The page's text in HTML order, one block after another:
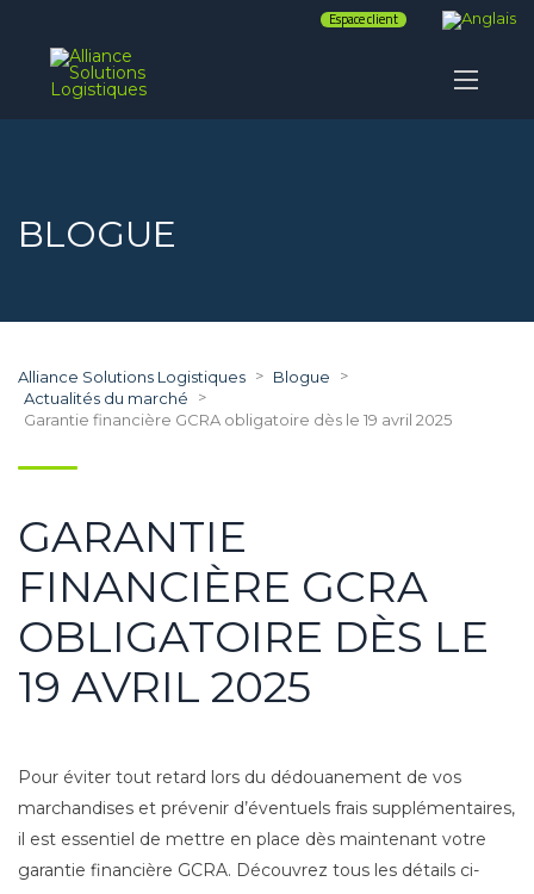
Espace client
BLOGUE
Alliance Solutions Logistiques > Blogue
>
Actualités du marché
>
Garantie financière GCRA obligatoire dès le 19 avril 2025
GARANTIE
FINANCIÈRE GCRA
OBLIGATOIRE DÈS LE
19 AVRIL 2025
Pour éviter tout retard lors du dédouanement de vos
marchandises et prévenir d’éventuels frais supplémentaires,
il est essentiel de mettre en place dès maintenant votre
garantie financière GCRA. Découvrez tous les détails ci-